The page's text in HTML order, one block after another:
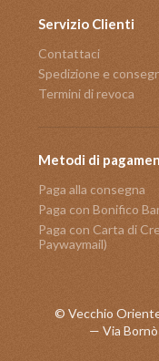
Servizio Clienti
Contattaci
Spedizione e
Termini di revoca
Metodi di
Paga alla consegna
Paga con Bonifico
Paga con Carta di
Paywaymail)
© Vecchio Oriente
— Via